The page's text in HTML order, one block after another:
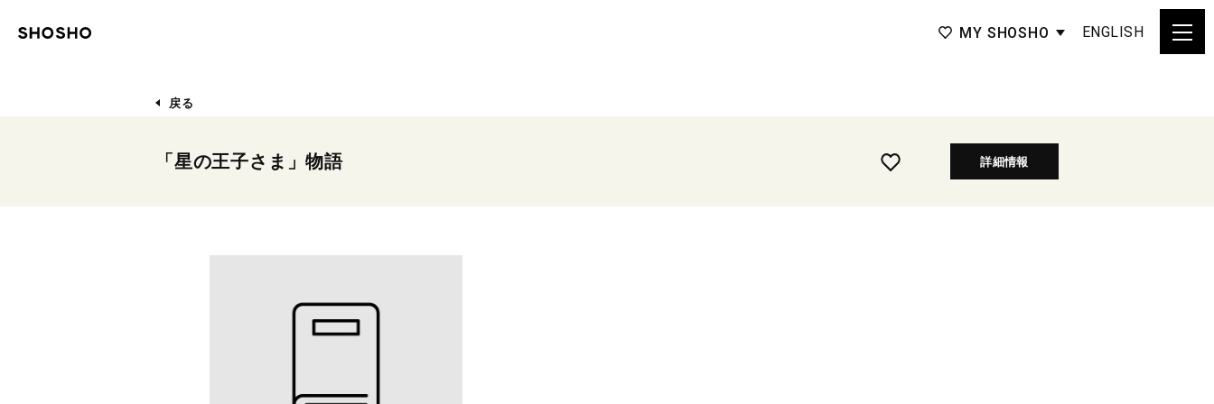
MY SHOSHO ENGLISH
戻る
「星の王子さま」物語 詳細情報